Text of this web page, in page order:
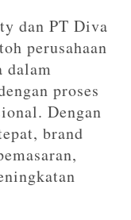
dan PT Diva
perusahaan
dalam
proses
Dengan
brand